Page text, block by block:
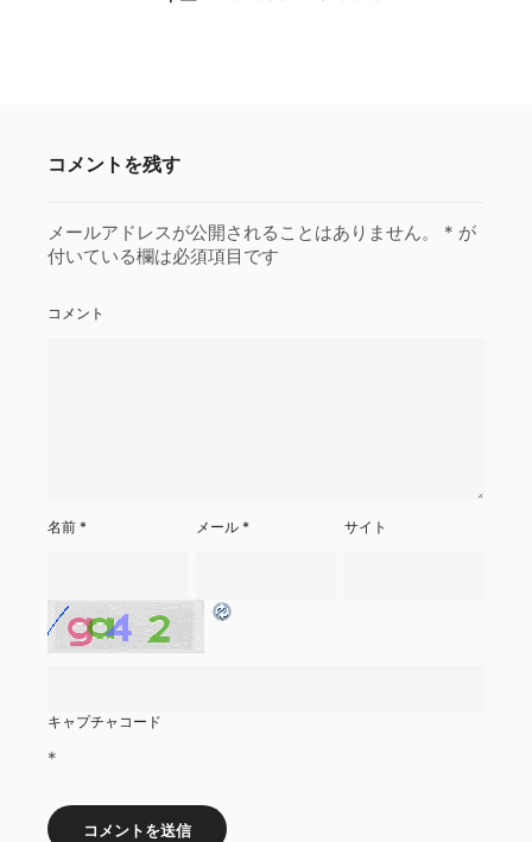
コメントを残す
メールアドレスが公開されることはありません。 * が
付いている欄は必須項目です
コメント
名前 * メール* サイト
キャプチャコード
*